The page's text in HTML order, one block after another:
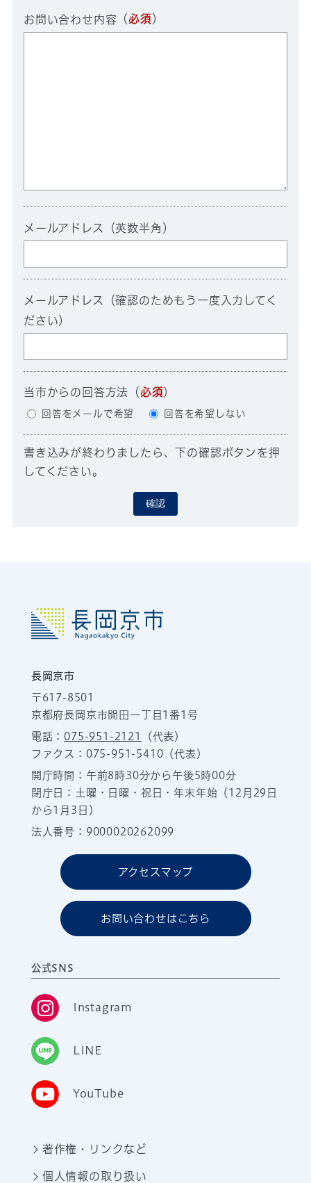
お問い合わせ内容 （必須 ）
メールアドレス（英数半角）
メールアドレス（確認のためもう一度入力してく
ださい）
当市からの回答方法 （必須）
回答をメールで希望 回答を希望しない
書き込みが終わりましたら、下の確認ボタンを押
してください。
確認
長岡京市
〒617-8501
京都府長岡京市開田一丁目1番1号
電話：075-951-2121
（代表）
ファクス：075-951-5410（代表）
開庁時間：午前8時30分から午後5時00分
閉庁日：土曜・日曜・祝日・年末年始（12月29日
から1月3日）
法人番号：9000020262099
アクセスマップ
お問い合わせはこちら
公式SNS
Instagram
LINE
YouTube
著作権・リンクなど
個人情報の取り扱い